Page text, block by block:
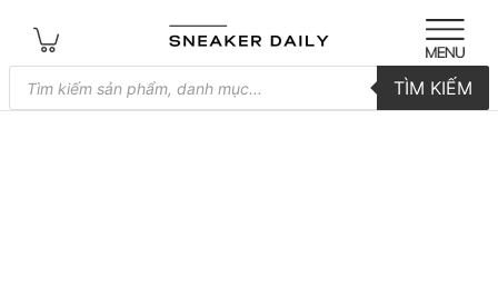
Tìm
kiếm
sản
TÌM KIẾM